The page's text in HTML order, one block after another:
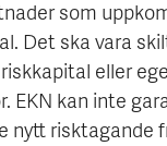
som
Det ska vara
eller
EKN kan inte
nytt risktagande